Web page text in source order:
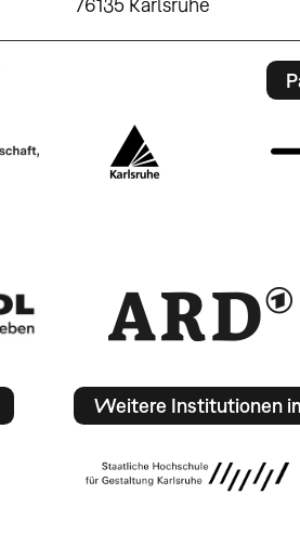
76135 Karlsruhe
Weitere Institutionen